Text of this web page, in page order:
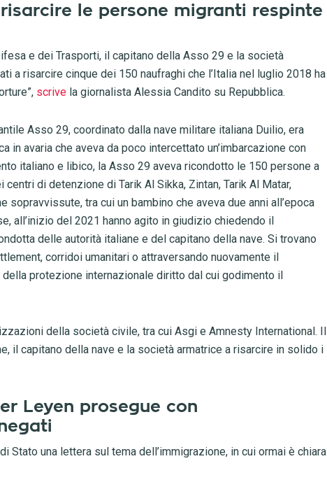
le persone migranti respinte
e dei Trasporti, il capitano della Asso 29 e la società
a risarcire cinque dei 150 naufraghi che l’Italia nel luglio 2018 ha
scrive la giornalista Alessia Candito su Repubblica.
Asso 29, coordinato dalla nave militare italiana Duilio, era
in avaria che aveva da poco intercettato un’imbarcazione con
italiano e libico, la Asso 29 aveva ricondotto le 150 persone a
di detenzione di Tarik Al Sikka, Zintan, Tarik Al Matar,
sopravvissute, tra cui un bambino che aveva due anni all’epoca
all’inizio del 2021 hanno agito in giudizio chiedendo il
delle autorità italiane e del capitano della nave. Si trovano
corridoi umanitari o attraversando nuovamente il
protezione internazionale diritto dal cui godimento il
della società civile, tra cui Asgi e Amnesty International. Il
il capitano della nave e la società armatrice a risarcire in solido i
Leyen prosegue con
Stato una lettera sul tema dell’immigrazione, in cui ormai è chiara